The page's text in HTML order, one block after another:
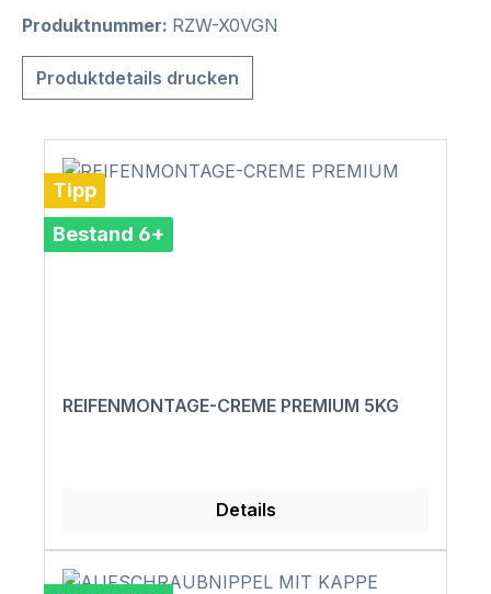
Produktnummer: RZW-X0VGN
Produktdetails drucken
Tipp
Bestand 6+
REIFENMONTAGE-CREME PREMIUM 5KG
Details